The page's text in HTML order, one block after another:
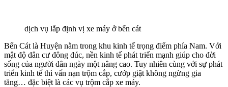
dịch vụ lắp định vị xe máy ở bến cát
Bến Cát là Huyện nằm trong khu kinh tế trọng điểm phía Nam. Với
mật độ dân cư đông đúc, nền kinh tế phát triển mạnh giúp cho đời
sống của người dân ngày một nâng cao. Tuy nhiên cùng với sự phát
triển kinh tế thì vấn nạn trộm cắp, cướp giật không ngừng gia
tăng… đặc biệt là các vụ trộm cắp xe máy.